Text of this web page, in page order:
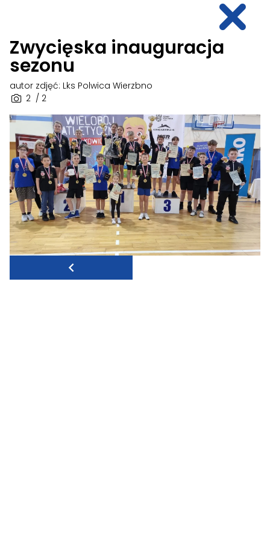
Zwycięska inauguracja
sezonu
2 / 2
autor zdjęć: Lks Polwica Wierzbno